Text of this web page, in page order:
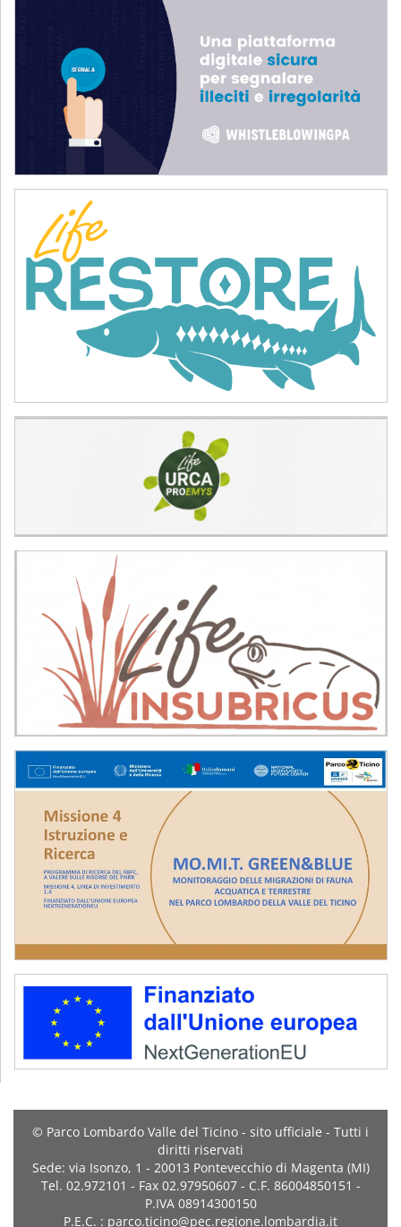
© Parco Lombardo Valle del Ticino - sito ufficiale - Tutti i
diritti riservati
Sede: via Isonzo, 1 - 20013 Pontevecchio di Magenta (MI)
Tel. 02.972101 - Fax 02.97950607 - C.F. 86004850151 -
P.IVA 08914300150
P.E.C. : parco.ticino@pec.regione.lombardia.it